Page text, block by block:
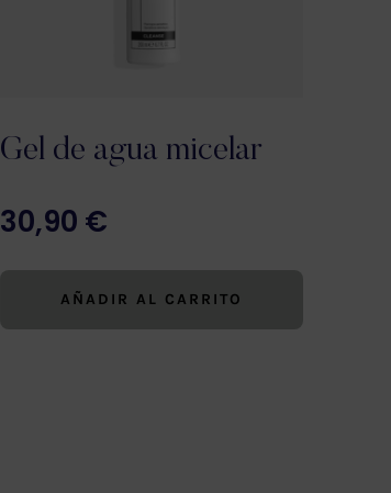
Gel de agua micelar
30,90 €
AÑADIR AL CARRITO